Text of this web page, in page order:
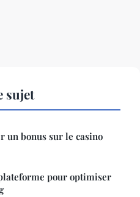
sujet
un bonus sur le casino
pour optimiser